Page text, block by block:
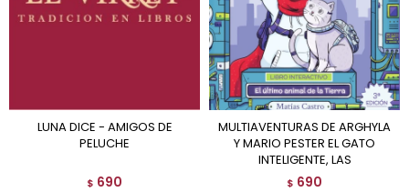
LUNA DICE - AMIGOS DE
PELUCHE
$ 690
MULTIAVENTURAS DE ARGHYLA
Y MARIO PESTER EL GATO
INTELIGENTE, LAS
$ 690